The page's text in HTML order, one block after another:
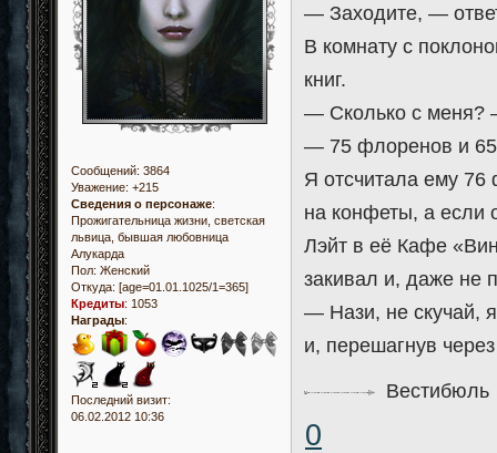
Сообщений: 3864
Уважение: +215
Сведения о персонаже:
Прожигательница жизни, светская
львица, бывшая любовница
Алукарда
Пол: Женский
Откуда: [age=01.01.1025/1=365]
Кредиты: 1053
Награды:
Последний визит:
06.02.2012 10:36
— Заходите, —
В комнату с
книг.
— Сколько с меня?
— 75 флоренов и
Я отсчитала ему 76
на конфеты, а если
Лэйт в её Кафе
закивал и, даже не
— Нази, не скучай,
и, перешагнув
Вестибюль
0